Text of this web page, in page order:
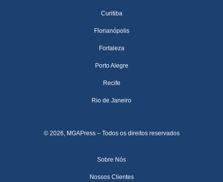
Curitiba
Florianópolis
Fortaleza
Porto Alegre
Recife
Rio de Janeiro
© 2026, MGAPress – Todos os direitos reservados
Sobre Nós
Nossos Clientes